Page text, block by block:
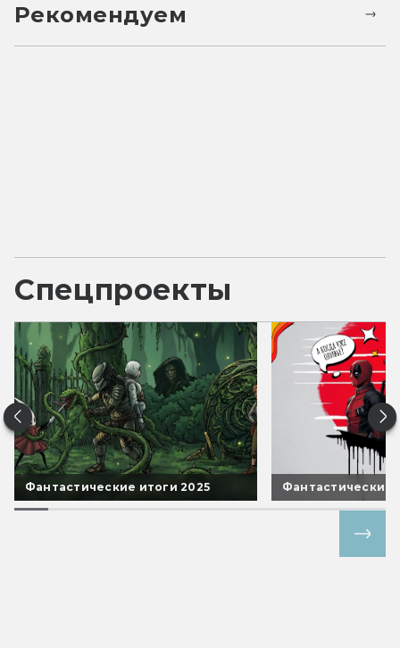
Рекомендуем
Спецпроекты
Фантастические итоги 2025 Фантастические